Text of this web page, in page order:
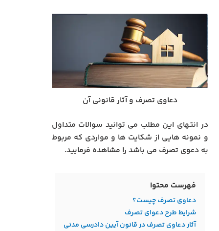
دعاوی تصرف و آثار قانونی آن
در انتهای این مطلب می توانید سوالات متداول
و نمونه هایی از شکایت ها و مواردی که مربوط
به دعوی تصرف می باشد را مشاهده فرمایید.
فهرست محتوا
دعاوی تصرف چیست؟
شرایط طرح دعوای تصرف
آثار دعاوی تصرف در قانون آیین دادرسی مدنی